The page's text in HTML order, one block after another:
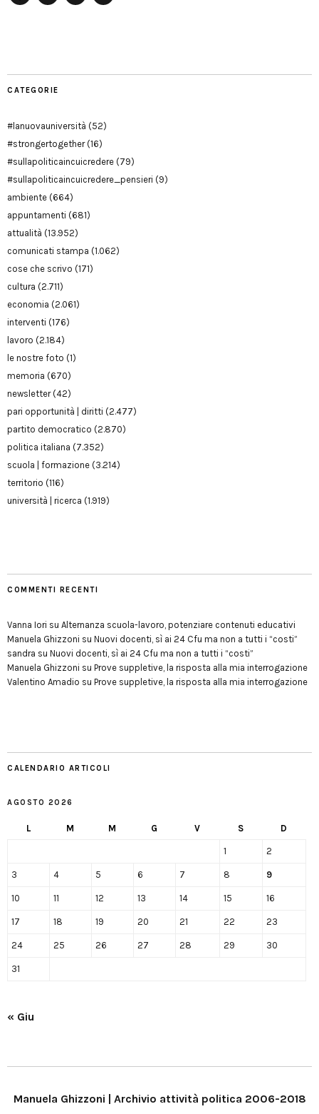
CATEGORIE
#lanuovauniversità (52)
#strongertogether(16)
#sullapoliticaincuicredere (79)
#sullapoliticaincuicredere_pensieri (9)
ambiente (664)
appuntamenti (681)
attualità (13.952)
comunicati stampa (1.062)
cose che scrivo (171)
cultura (2.711)
economia (2.061)
interventi (176)
lavoro (2.184)
le nostre foto (1)
memoria (670)
newsletter(42)
pari opportunità | diritti (2.477)
partito democratico (2.870)
politica italiana (7.352)
scuola | formazione (3.214)
territorio (116)
università | ricerca (1.919)
COMMENTI RECENTI
Vanna Iori su Alternanza scuola-lavoro, potenziare contenuti educativi
Manuela Ghizzoni su Nuovi docenti, sì ai 24 Cfu ma non a tutti i “costi”
sandra su Nuovi docenti, sì ai 24 Cfu ma non a tutti i “costi”
Manuela Ghizzoni su Prove suppletive, la risposta alla mia interrogazione
Valentino Amadio su Prove suppletive, la risposta alla mia interrogazione
CALENDARIO ARTICOLI
AGOSTO 2026
L M M G V S D
1 2
3 4 5 6 7 8 9
10 11 12 13 14 15 16
17 18 19 20 21 22 23
24 25 26 27 28 29 30
31
« Giu
Manuela Ghizzoni | Archivio attività politica 2006-2018